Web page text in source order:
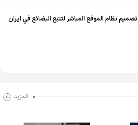
تصميم نظام الموقع المباشر لتتبع البضائع في ايران
المزید